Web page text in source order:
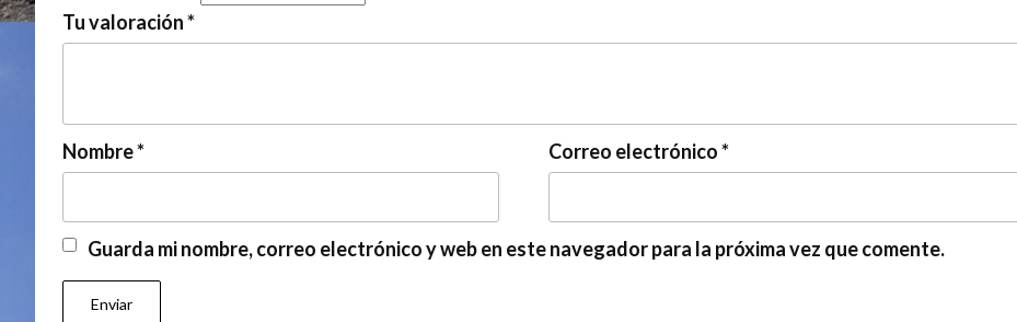
Tu valoración*
Nombre* Correo electrónico*
Guarda mi nombre, correo electrónico y web en este navegador para la próxima vez que comente.